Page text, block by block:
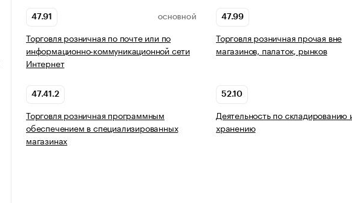
47.91 ОСНОВНОЙ
Торговля розничная по почте или по
информационно-коммуникационной сети
Интернет
47.99
Торговля розничная прочая вне
магазинов, палаток, рынков
47.41.2
Торговля розничная программным
обеспечением в специализированных
магазинах
52.10
Деятельность по складированию
хранению